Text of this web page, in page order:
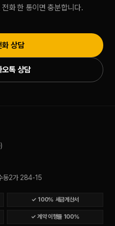
화 한 통이면 충분합니다.
화 상담
오톡 상담
동2가 284-15
✓ 100% 세금계산서
✓ 계약 이행률 100%